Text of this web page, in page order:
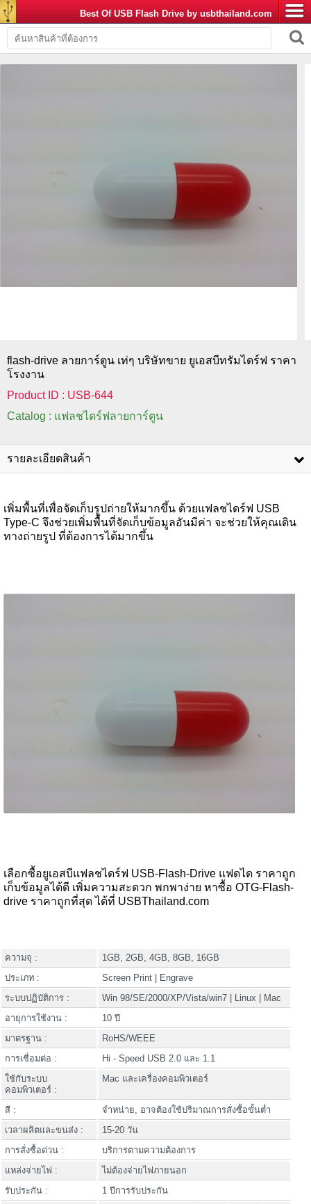
Best Of USB Flash Drive by usbthailand.com
flash-drive ลายการ์ตูน เท่ๆ บริษัทขาย ยูเอสบีทรัมไดร์ฟ ราคา
โรงงาน
Product ID : USB-644
Catalog : แฟลชไดร์ฟลายการ์ตูน
รายละเอียดสินค้า
เพิ่มพื้นที่เพื่อจัดเก็บรูปถ่ายให้มากขึ้น ด้วยแฟลชไดร์ฟ USB
Type-C จึงช่วยเพิ่มพื้นที่จัดเก็บข้อมูลอันมีค่า จะช่วยให้คุณเดิน
ทางถ่ายรูป ที่ต้องการได้มากขึ้น
เลือกซื้อยูเอสบีแฟลชไดร์ฟ USB-Flash-Drive แฟดได ราคาถูก
เก็บข้อมูลได้ดี เพิ่มความสะดวก พกพาง่าย หาซื้อ OTG-Flash-
drive ราคาถูกที่สุด ได้ที่ USBThailand.com
ความจุ :
1GB, 2GB, 4GB, 8GB, 16GB
ประเภท :
Screen Print | Engrave
ระบบปฏิบัติการ :
Win 98/SE/2000/XP/Vista/win7 | Linux | Mac
อายุการใช้งาน :
10 ปี
มาตรฐาน :
RoHS/WEEE
การเชื่อมต่อ :
Hi - Speed USB 2.0 และ 1.1
ใช้กับระบบ
คอมพิวเตอร์ :
Mac และเครื่องคอมพิวเตอร์
สี :
จำหน่าย, อาจต้องใช้ปริมาณการสั่งซื้อขั้นต่ำ
เวลาผลิตและขนส่ง :
15-20 วัน
การสั่งซื้อด่วน :
บริการตามความต้องการ
แหล่งจ่ายไฟ :
ไม่ต้องจ่ายไฟภายนอก
รับประกัน :
1 ปีการรับประกัน